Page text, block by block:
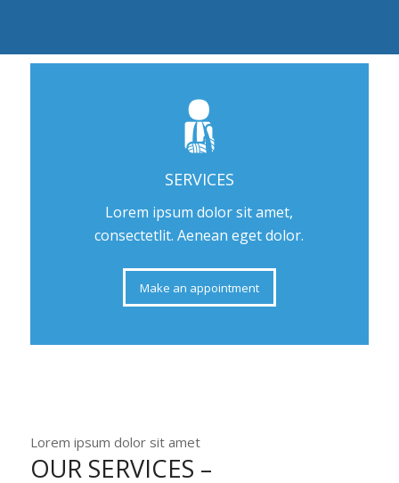
SERVICES
Lorem ipsum dolor sit amet,
consectetlit. Aenean eget dolor.
Make an appointment
Lorem ipsum dolor sit amet
OUR SERVICES –